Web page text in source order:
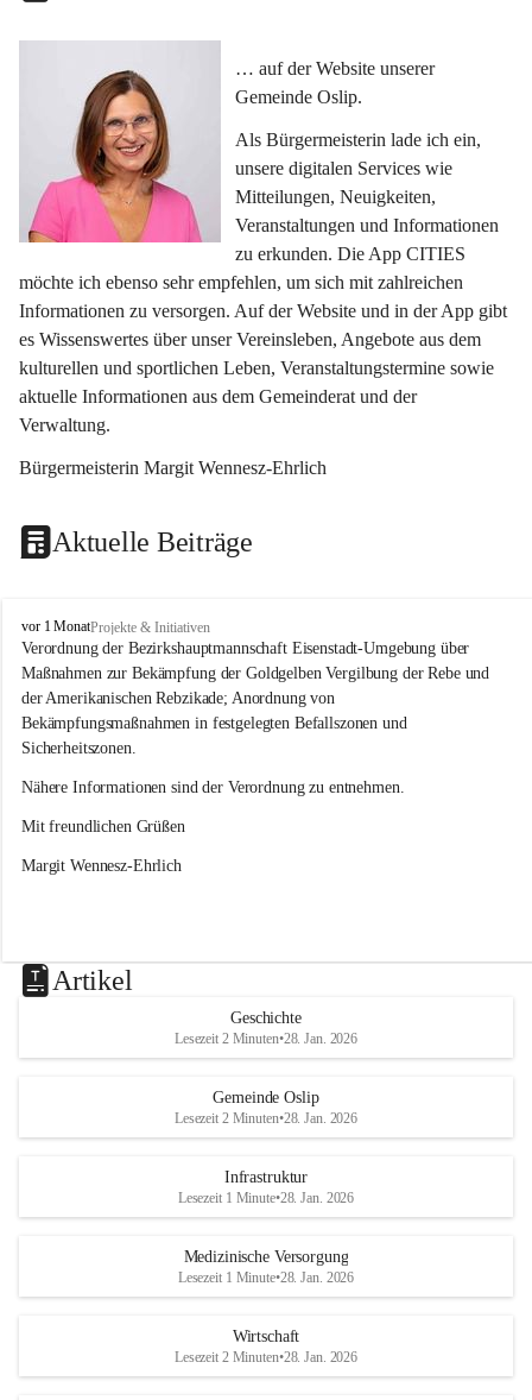
… auf der Website unserer
Gemeinde Oslip.
Als Bürgermeisterin lade ich ein,
unsere digitalen Services wie
Mitteilungen, Neuigkeiten,
Veranstaltungen und Informationen
zu erkunden. Die App CITIES
möchte ich ebenso sehr empfehlen, um sich mit zahlreichen
Informationen zu versorgen. Auf der Website und in der App gibt
es Wissenswertes über unser Vereinsleben, Angebote aus dem
kulturellen und sportlichen Leben, Veranstaltungstermine sowie
aktuelle Informationen aus dem Gemeinderat und der
Verwaltung.
Bürgermeisterin Margit Wennesz-Ehrlich
Aktuelle Beiträge
O
s
l
i
p
vor 1 MonatProjekte & Initiativen
Verordnung der Bezirkshauptmannschaft Eisenstadt-Umgebung über
Maßnahmen zur Bekämpfung der Goldgelben Vergilbung der Rebe und
der Amerikanischen Rebzikade; Anordnung von
Bekämpfungsmaßnahmen in festgelegten Befallszonen und
Sicherheitszonen.
Nähere Informationen sind der Verordnung zu entnehmen.
Mit freundlichen Grüßen
Margit Wennesz-Ehrlich
Artikel
Geschichte
Lesezeit 2 Minuten•28. Jan. 2026
Gemeinde Oslip
Lesezeit 2 Minuten•28. Jan. 2026
Infrastruktur
Lesezeit 1 Minute•28. Jan. 2026
Medizinische Versorgung
Lesezeit 1 Minute•28. Jan. 2026
Wirtschaft
Lesezeit 2 Minuten•28. Jan. 2026